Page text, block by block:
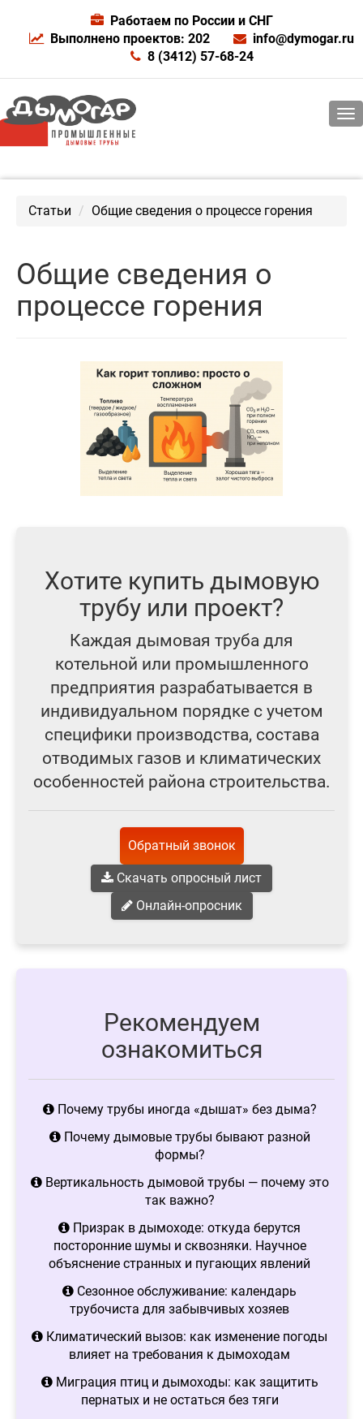
Работаем по России и СНГ
Выполнено проектов: 202
info@dymogar.ru
8 (3412) 57-68-24
Статьи Общие сведения о процессе горения
Общие сведения о
процессе горения
Хотите купить дымовую
трубу или проект?
Каждая дымовая труба для
котельной или промышленного
предприятия разрабатывается в
индивидуальном порядке с учетом
специфики производства, состава
отводимых газов и климатических
особенностей района строительства.
Обратный звонок
Скачать опросный лист
Онлайн-опросник
Рекомендуем
ознакомиться
Почему трубы иногда «дышат» без дыма?
Почему дымовые трубы бывают разной
формы?
Вертикальность дымовой трубы — почему это
так важно?
Призрак в дымоходе: откуда берутся
посторонние шумы и сквозняки. Научное
объяснение странных и пугающих явлений
Сезонное обслуживание: календарь
трубочиста для забывчивых хозяев
Климатический вызов: как изменение погоды
влияет на требования к дымоходам
Миграция птиц и дымоходы: как защитить
пернатых и не остаться без тяги